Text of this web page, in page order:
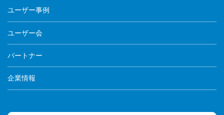
ユーザー事例
ユーザー会
パートナー
企業情報